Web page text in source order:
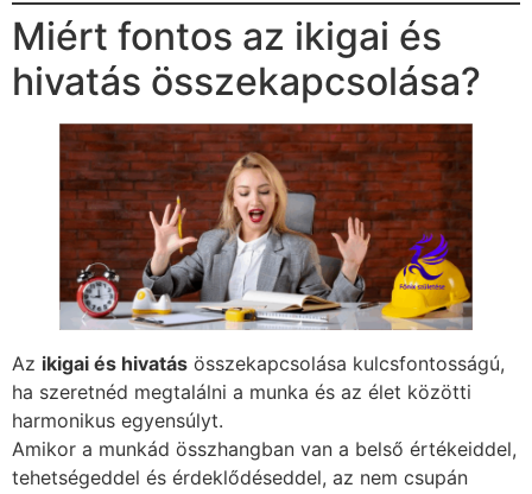
Miért fontos az ikigai és
hivatás összekapcsolása?
Az ikigai és hivatás összekapcsolása kulcsfontosságú,
ha szeretnéd megtalálni a munka és az élet közötti
harmonikus egyensúlyt.
Amikor a munkád összhangban van a belső értékeiddel,
tehetségeddel és érdeklődéseddel, az nem csupán